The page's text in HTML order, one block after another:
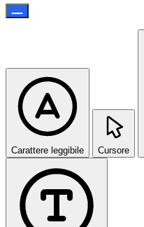
Carattere leggibile Cursore